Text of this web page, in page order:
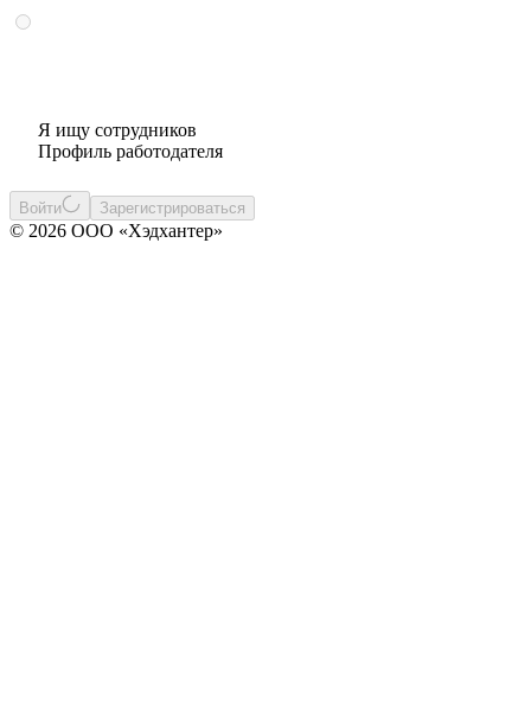
Я ищу сотрудников
Профиль работодателя
Войти Зарегистрироваться
© 2026 ООО «Хэдхантер»